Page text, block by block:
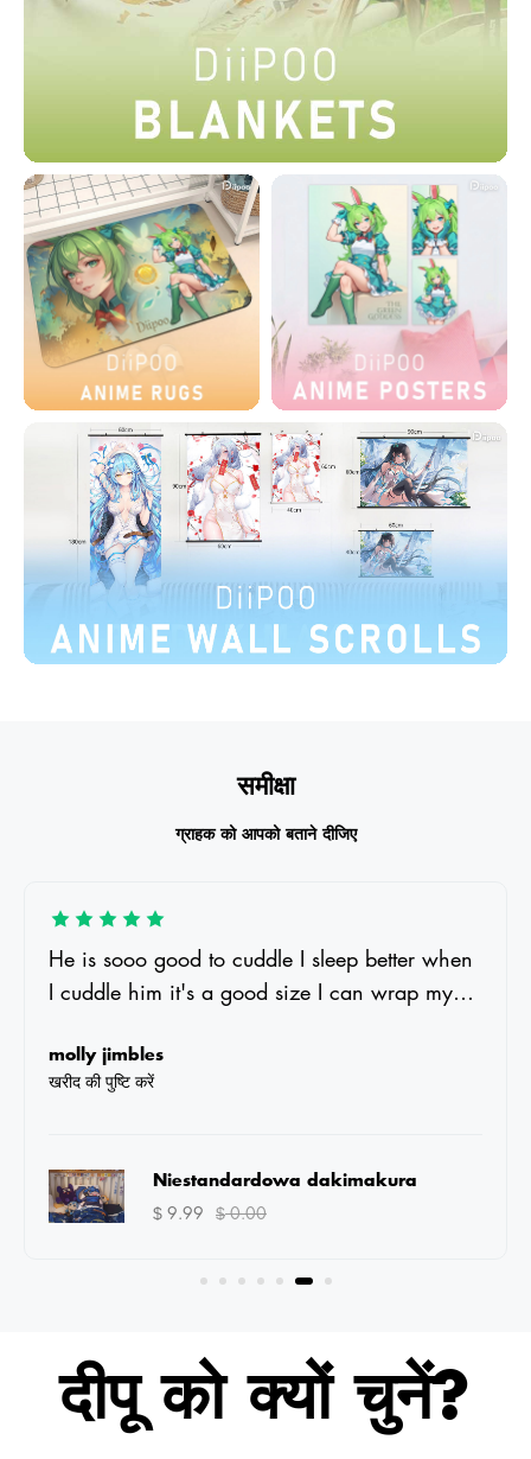
समीक्षा
ग्राहक को आपको बताने दीजिए
Had to try out the new mousepad on the sofa
since the computer desk isn't here yet! The
moderate softness.
Alex Carter
खरीद की पुष्टि करें
Niestandardowe podkładki pod
mysz do gier
$ 14.99 $ 0.00
दीपू को क्यों चुनें?